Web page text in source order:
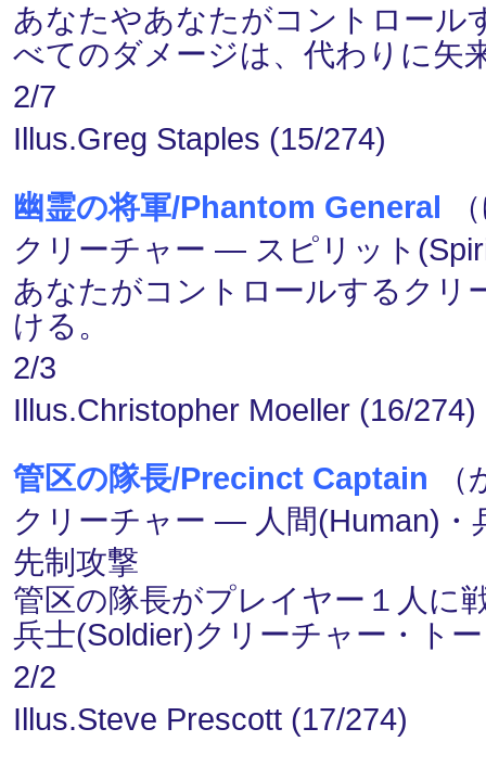
あなたやあなたがコントロール
べてのダメージは、代わりに矢
2/7
Illus.Greg Staples (15/274)
幽霊の将軍/Phantom General
クリーチャー ― スピリット
あなたがコントロールするクリ
ける。
2/3
Illus.Christopher Moeller (16/274)
管区の隊長/Precinct Captain
クリーチャー ― 人間(Human)
先制攻撃
管区の隊長がプレイヤー１人に
兵士(Soldier)クリーチャー・ト
2/2
Illus.Steve Prescott (17/274)